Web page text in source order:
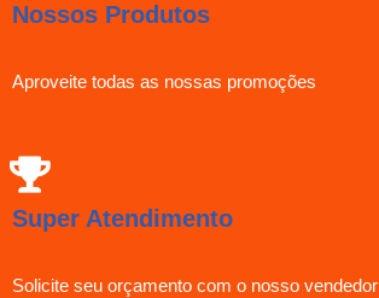
Nossos Produtos
Aproveite todas as nossas promoções
Super Atendimento
Solicite seu orçamento com o nosso vendedor